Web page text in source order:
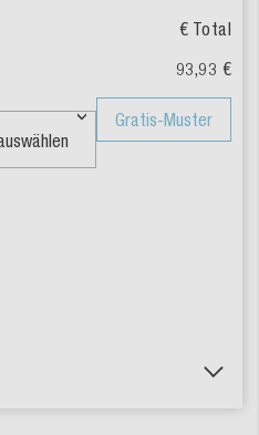
€ Total
93,93 €
Gratis-Muster